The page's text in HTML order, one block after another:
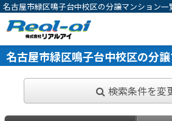
名古屋市緑区鳴子台中校区の分譲マンション
ら一宮市の不動産会社 株式会社リアルアイ
名古屋市緑区鳴子台中校区の分
検索条件を変